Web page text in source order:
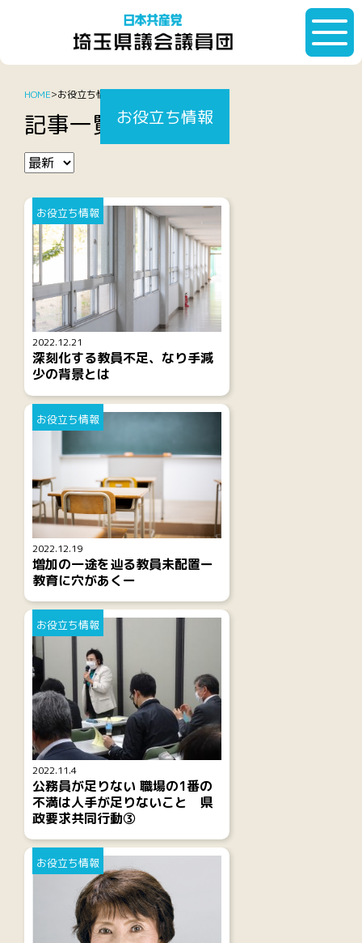
HOME お役立ち情報
お役立ち情報
記事一覧
2022.12.21
お役立ち情報
深刻化する教員不足、なり手減
少の背景とは
2022.12.19
お役立ち情報
増加の一途を辿る教員未配置ー
教育に穴があくー
2022.11.4
お役立ち情報
公務員が足りない 職場の1番の
不満は人手が足りないこと 県
政要求共同行動③
お役立ち情報